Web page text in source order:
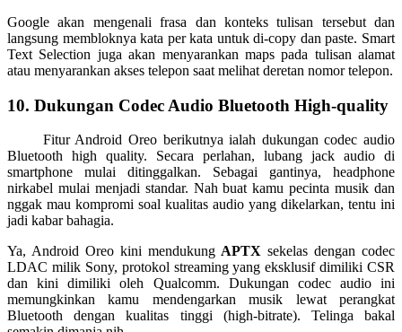
Google akan mengenali frasa dan konteks tulisan tersebut dan
langsung membloknya kata per kata untuk di-copy dan paste. Smart
Text Selection juga akan menyarankan maps pada tulisan alamat
atau menyarankan akses telepon saat melihat deretan nomor telepon.
10. Dukungan Codec Audio Bluetooth High-quality
Fitur Android Oreo berikutnya ialah dukungan codec audio
Bluetooth high quality. Secara perlahan, lubang jack audio di
smartphone mulai ditinggalkan. Sebagai gantinya, headphone
nirkabel mulai menjadi standar. Nah buat kamu pecinta musik dan
nggak mau kompromi soal kualitas audio yang dikelarkan, tentu ini
jadi kabar bahagia.
Ya, Android Oreo kini mendukung APTX sekelas dengan codec
LDAC milik Sony, protokol streaming yang eksklusif dimiliki CSR
dan kini dimiliki oleh Qualcomm. Dukungan codec audio ini
memungkinkan kamu mendengarkan musik lewat perangkat
Bluetooth dengan kualitas tinggi (high-bitrate). Telinga bakal